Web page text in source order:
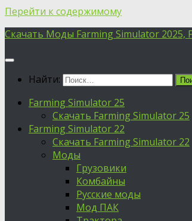
Перейти к содержимому
Скачать Моды Farming Simulator 2025,
Найти:
Farming Simulator 25
Скачать Farming Simulator 25
Farming Simulator 22
Скачать Farming Simulator 22
Моды
Грузовики
Комбайны
Русские моды
Мод ПАК